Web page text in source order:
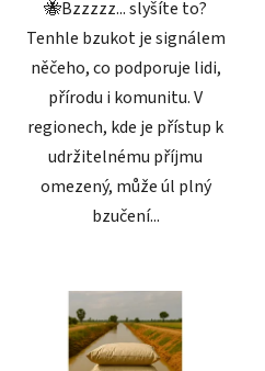
🐝Bzzzzz... slyšíte to?
Tenhle bzukot je signálem
něčeho, co podporuje lidi,
přírodu i komunitu. V
regionech, kde je přístup k
udržitelnému příjmu
omezený, může úl plný
bzučení...